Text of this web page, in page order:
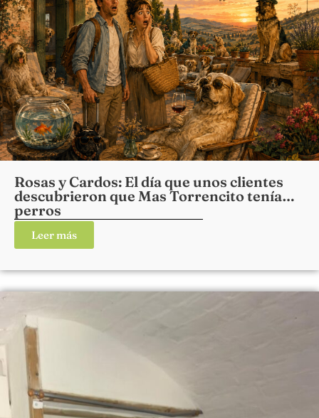
Rosas y Cardos: El día que unos clientes
descubrieron que Mas Torrencito tenía…
perros
Leer más